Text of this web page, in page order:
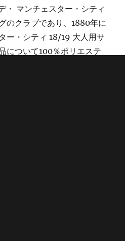
・ マンチェスター・シティ
のクラブであり、1880年に
ー・シティ 18/19 大人用サ
について100％ポリエステ